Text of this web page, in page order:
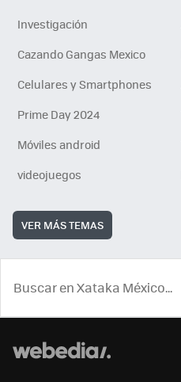
Investigación
Cazando Gangas Mexico
Celulares y Smartphones
Prime Day 2024
Móviles android
videojuegos
VER MÁS TEMAS